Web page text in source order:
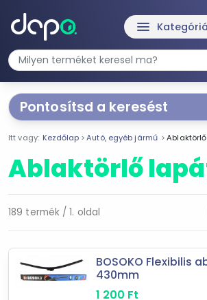
menu
Pontosítsd a keresést
Segítünk a keresésben!
Válaszd ki a jellemzőketTe
150 Ft
-
Szűrés
Itt vagy: Kezdőlap Autó, egyéb jármű
Ablaktörlő
189 termék / 1. oldal
BOSOKO Flexibilis
430mm
1 200 Ft